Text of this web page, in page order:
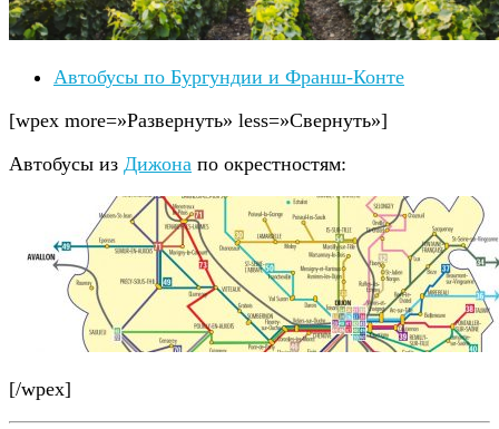
Автобусы по Бургундии и Франш-Конте
[wpex more=»Развернуть» less=»Свернуть»]
Автобусы из Дижона по окрестностям:
[/wpex]